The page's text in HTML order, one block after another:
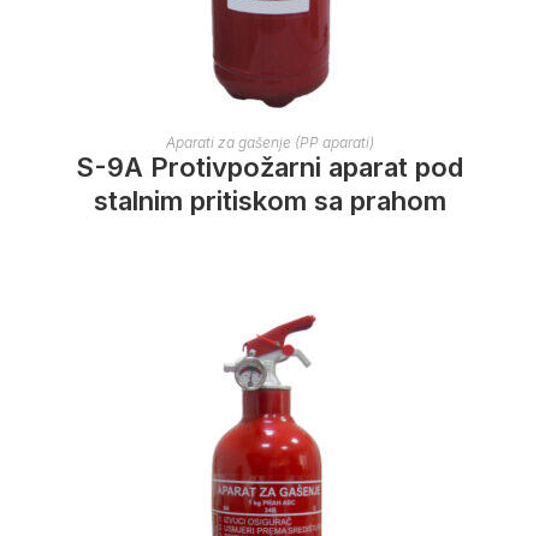
Aparati za gašenje (PP aparati)
S-9A Protivpožarni aparat pod
stalnim pritiskom sa prahom